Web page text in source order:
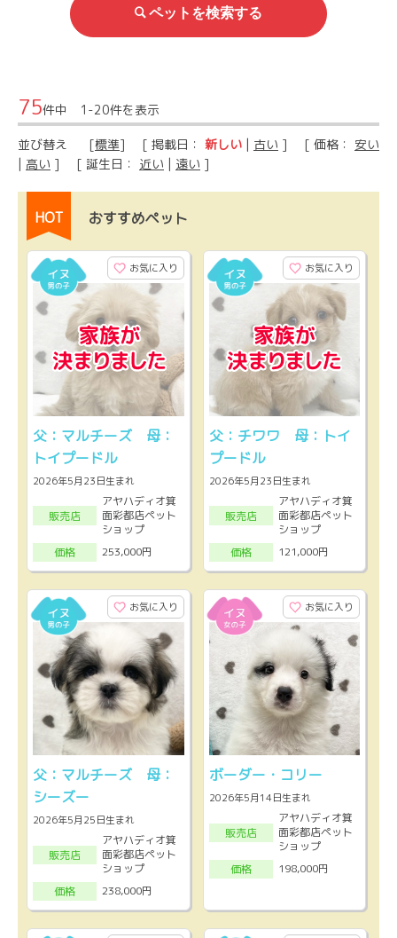
75件中 1-20件を表示
並び替え [標準] [ 掲載日： 新しい | 古い ] [ 価格： 安い
| 高い ] [ 誕生日： 近い | 遠い ]
HOT おすすめペット
お気に入り
父：マルチーズ 母：
トイプードル
2026年5月23日生まれ
販売店
アヤハディオ箕
面彩都店ペット
ショップ
価格
253,000円
お気に入り
父：チワワ 母：トイ
プードル
2026年5月23日生まれ
販売店
アヤハディオ箕
面彩都店ペット
ショップ
価格
121,000円
お気に入り
父：マルチーズ 母：
シーズー
2026年5月25日生まれ
販売店
アヤハディオ箕
面彩都店ペット
ショップ
価格
238,000円
お気に入り
ボーダー・コリー
2026年5月14日生まれ
販売店
アヤハディオ箕
面彩都店ペット
ショップ
価格
198,000円